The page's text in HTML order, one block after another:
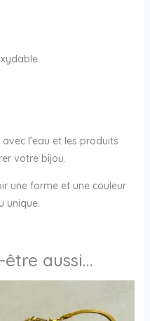
l’eau et les produits
votre bijou.
une forme et une couleur
unique.
aussi…